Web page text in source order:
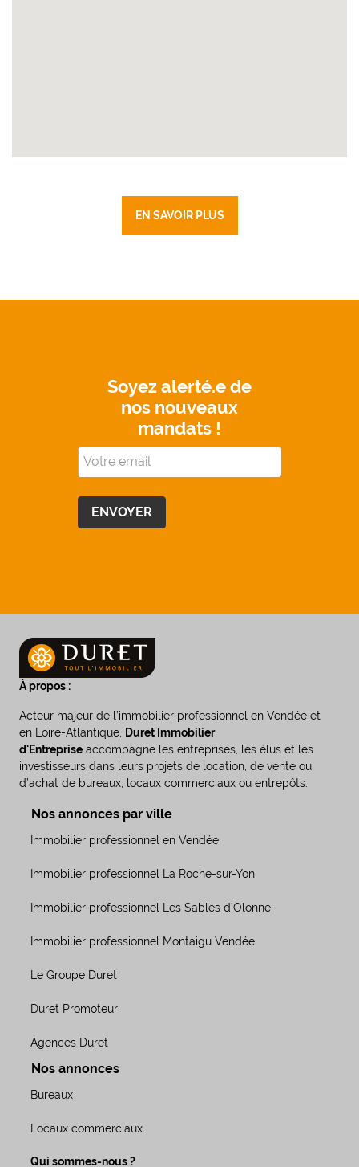
EN SAVOIR PLUS
Soyez alerté.e de
nos nouveaux
mandats !
À propos :
Acteur majeur de l’immobilier professionnel en Vendée et
en Loire-Atlantique,
Duret Immobilier
d'Entreprise accompagne les entreprises, les élus et les
investisseurs dans leurs projets de location, de vente ou
d’achat de bureaux, locaux commerciaux ou entrepôts.
Nos annonces par ville
Immobilier professionnel en Vendée
Immobilier professionnel La Roche-sur-Yon
Immobilier professionnel Les Sables d’Olonne
Immobilier professionnel Montaigu Vendée
Le Groupe Duret
Duret Promoteur
Agences Duret
Nos annonces
Bureaux
Locaux commerciaux
Qui sommes-nous ?